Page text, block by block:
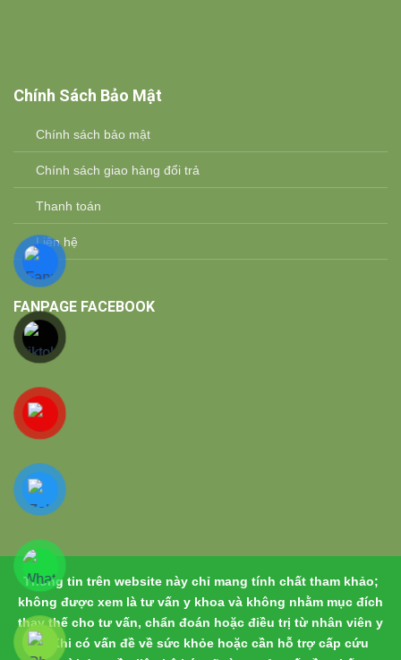
Chính Sách Bảo Mật
Chính sách bảo mật
Chính sách giao hàng đổi trả
Thanh toán
Liên hệ
FANPAGE FACEBOOK
Thông tin trên website này chỉ mang tính chất tham khảo;
không được xem là tư vấn y khoa và không nhằm mục đích
thay thế cho tư vấn, chẩn đoán hoặc điều trị từ nhân viên y
tế. Khi có vấn đề về sức khỏe hoặc cần hỗ trợ cấp cứu